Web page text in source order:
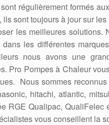
régulièrement formés
ils sont toujours à jour sur
les meilleures
les différentes
nous avons une
Pro Pompes à Chaleur
Nous sommes
hitachi, atlantic,
RGE Qualipac,
vous conseillent la